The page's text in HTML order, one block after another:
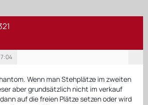
Wenn man Stehplätze im zweiten
aber grundsätzlich nicht im verkauf
auf die freien Plätze setzen oder wird